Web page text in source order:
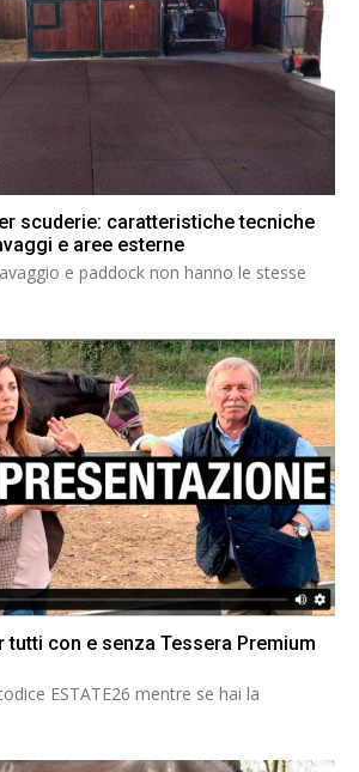
scuderie: caratteristiche tecniche
e aree esterne
e paddock non hanno le stesse
tutti con e senza Tessera Premium
ESTATE26 mentre se hai la